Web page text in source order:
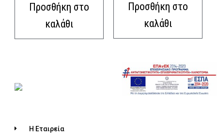
Προσθήκη στο
καλάθι
Προσθήκη στο
καλάθι
Η Εταιρεία